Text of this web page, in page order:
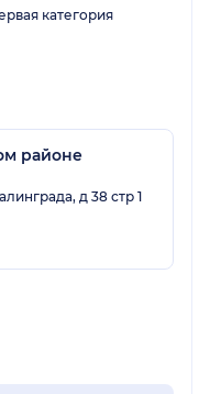
категория
районе
д 38 стр 1